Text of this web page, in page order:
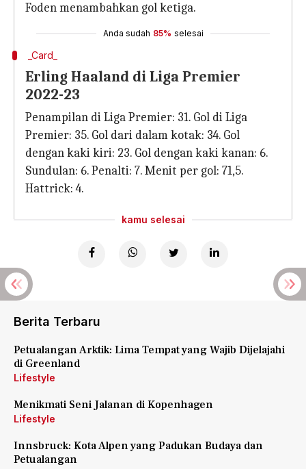
Foden menambahkan gol ketiga.
Anda sudah 85% selesai
_Card_
Erling Haaland di Liga Premier
2022-23
Penampilan di Liga Premier: 31. Gol di Liga
Premier: 35. Gol dari dalam kotak: 34. Gol
dengan kaki kiri: 23. Gol dengan kaki kanan: 6.
Sundulan: 6. Penalti: 7. Menit per gol: 71,5.
Hattrick: 4.
kamu selesai
Berita Terbaru
Petualangan Arktik: Lima Tempat yang Wajib Dijelajahi
di Greenland
Lifestyle
Menikmati Seni Jalanan di Kopenhagen
Lifestyle
Innsbruck: Kota Alpen yang Padukan Budaya dan
Petualangan